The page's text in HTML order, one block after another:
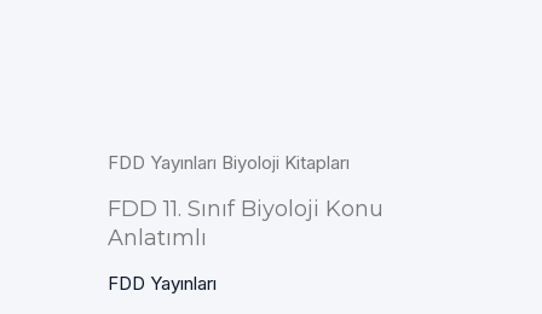
FDD Yayınları Biyoloji Kitapları
FDD 11. Sınıf Biyoloji Konu
Anlatımlı
FDD Yayınları